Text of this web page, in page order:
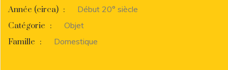
Année (circa) :
Début 20° siècle
Catégorie :
Objet
Famille : Domestique